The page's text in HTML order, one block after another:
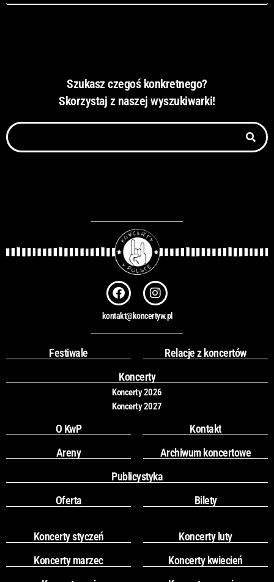
Szukasz czegoś konkretnego?
Skorzystaj z naszej wyszukiwarki!
Szukaj
F
a
c
e
b
o
k
I
n
s
t
a
r
a
m
kontakt@koncertyw.pl
Festiwale
Relacje z koncertów
Koncerty
Koncerty 2026
Koncerty 2027
O KwP
Kontakt
Areny
Archiwum koncertowe
Publicystyka
Oferta
Bilety
Koncerty styczeń
Koncerty luty
Koncerty marzec
Koncerty kwiecień